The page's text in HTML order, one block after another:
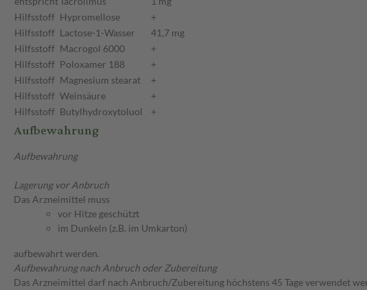
Hilfsstoff Hypromellose
+
Hilfsstoff Lactose-1-Wasser
41,7 mg
Hilfsstoff Macrogol 6000
+
Hilfsstoff Poloxamer 188
+
Hilfsstoff Magnesium stearat
+
Hilfsstoff Weinsäure
+
Hilfsstoff Butylhydroxytoluol +
Aufbewahrung
Aufbewahrung
Lagerung vor Anbruch
Das Arzneimittel muss
vor Hitze geschützt
im Dunkeln (z.B. im Umkarton)
aufbewahrt werden.
Aufbewahrung nach Anbruch oder Zubereitung
Das Arzneimittel darf nach Anbruch/Zubereitung höchstens 45 Tage verwendet